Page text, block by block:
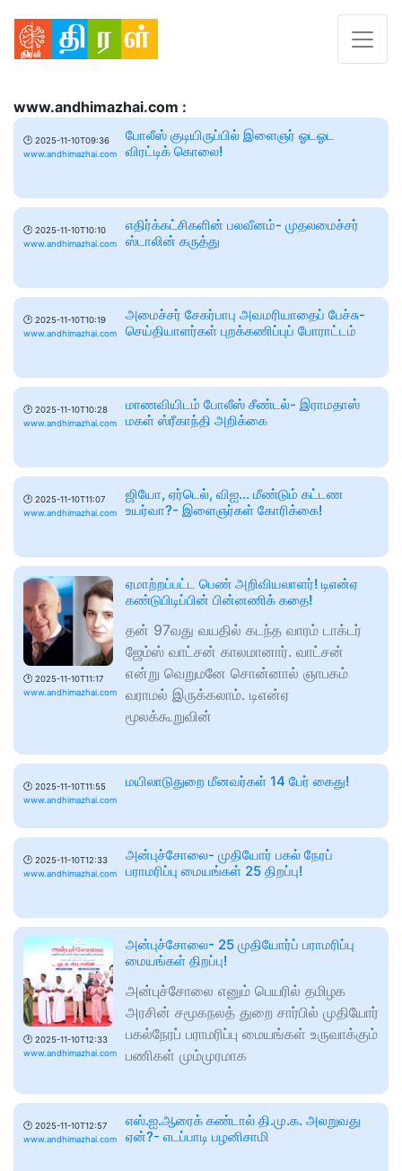
www.andhimazhai.com :
🕑 2025-11-10T09:36
www.andhimazhai.com
போலீஸ் குடியிருப்பில் இளைஞர் ஓடஓட
விரட்டிக் கொலை!
🕑 2025-11-10T10:10
www.andhimazhai.com
எதிர்க்கட்சிகளின் பலவீனம்- முதலமைச்சர்
ஸ்டாலின் கருத்து
🕑 2025-11-10T10:19
www.andhimazhai.com
அமைச்சர் சேகர்பாபு அவமரியாதைப் பேச்சு-
செய்தியாளர்கள் புறக்கணிப்புப் போராட்டம்
🕑 2025-11-10T10:28
www.andhimazhai.com
மாணவியிடம் போலீஸ் சீண்டல்- இராமதாஸ்
மகள் ஸ்ரீகாந்தி அறிக்கை
🕑 2025-11-10T11:07
www.andhimazhai.com
ஜியோ, ஏர்டெல், விஐ... மீண்டும் கட்டண
உயர்வா?- இளைஞர்கள் கோரிக்கை!
🕑 2025-11-10T11:17
www.andhimazhai.com
ஏமாற்றப்பட்ட பெண் அறிவியலாளர்! டிஎன்ஏ
கண்டுபிடிப்பின் பின்னணிக் கதை!
தன் 97வது வயதில் கடந்த வாரம் டாக்டர்
ஜேம்ஸ் வாட்சன் காலமானார். வாட்சன்
என்று வெறுமனே சொன்னால் ஞாபகம்
வராமல் இருக்கலாம். டிஎன்ஏ
மூலக்கூறுவின்
🕑 2025-11-10T11:55
www.andhimazhai.com
மயிலாடுதுறை மீனவர்கள் 14 பேர் கைது!
🕑 2025-11-10T12:33
www.andhimazhai.com
அன்புச்சோலை- முதியோர் பகல் நேரப்
பராமரிப்பு மையங்கள் 25 திறப்பு!
🕑 2025-11-10T12:33
www.andhimazhai.com
அன்புச்சோலை- 25 முதியோர்ப் பராமரிப்பு
மையங்கள் திறப்பு!
அன்புச்சோலை எனும் பெயரில் தமிழக
அரசின் சமூகநலத் துறை சார்பில் முதியோர்
பகல்நேரப் பராமரிப்பு மையங்கள் உருவாக்கும்
பணிகள் மும்முரமாக
🕑 2025-11-10T12:57
www.andhimazhai.com
எஸ்.ஐ.ஆரைக் கண்டால் தி.மு.க. அலறுவது
ஏன்?- எடப்பாடி பழனிசாமி